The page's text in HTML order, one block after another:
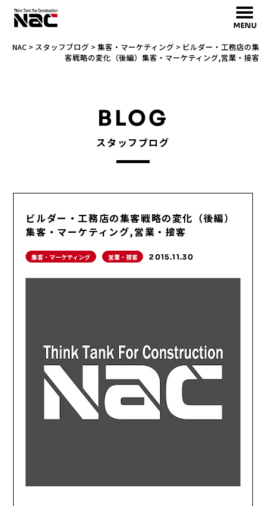
MENU
NAC> スタッフブログ > 集客・マーケティング > ビルダー・工務店の集
客戦略の変化（後編）集客・マーケティング,営業・接客
BLOG
スタッフブログ
ビルダー・工務店の集客戦略の変化（後編）
集客・マーケティング,営業・接客
集客・マーケティング 営業・接客 2015.11.30